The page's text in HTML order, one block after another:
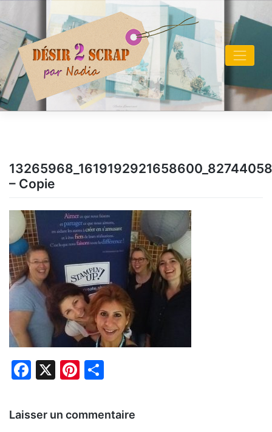
content
– Copie
Facebook
X Pinterest
Laisser un commentaire